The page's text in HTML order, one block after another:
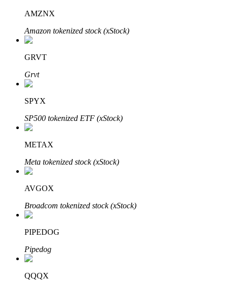
Investasi Otomatis
Pelajari Staking
Pelajari tentang mendapatkan penghasilan pasif
Bitrue
AI
AMZNX
Amazon tokenized stock (xStock)
GRVT
Grvt
SPYX
SP500 tokenized ETF (xStock)
METAX
Meta tokenized stock (xStock)
AVGOX
Broadcom tokenized stock (xStock)
PIPEDOG
Pipedog
QQQX